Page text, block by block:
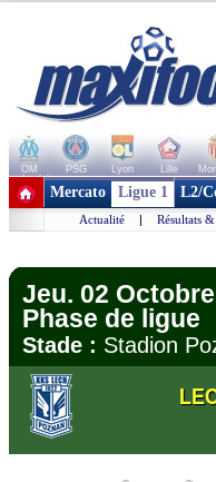
OM PSG Lyon Lille
+ de clubs
Mercato Ligue 1 L2/
Actualité | Résultats
Jeu. 02
Phase de ligue
Stade : Stadion